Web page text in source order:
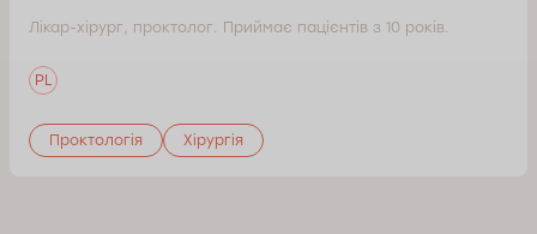
Лікар-хірург, проктолог. Приймає пацієнтів з 10 років.
PL
Проктологія Хірургія